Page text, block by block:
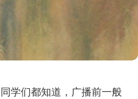
学们都知道，广播前一般